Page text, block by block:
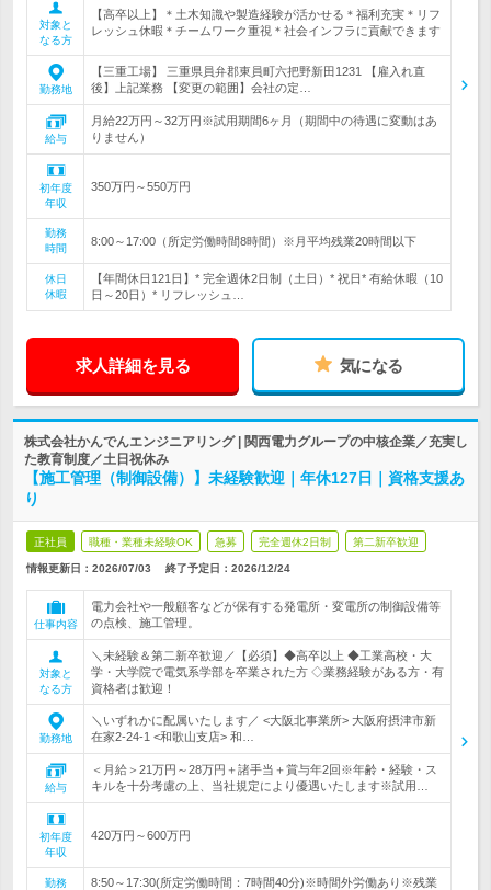
対象と
なる方
【高卒以上】＊土木知識や製造経験が活かせる＊福利充実＊リフ
レッシュ休暇＊チームワーク重視＊社会インフラに貢献できます
勤務地
【三重工場】 三重県員弁郡東員町六把野新田1231 【雇入れ直
後】上記業務 【変更の範囲】会社の定…
給与
月給22万円～32万円※試用期間6ヶ月（期間中の待遇に変動はあ
りません）
初年度
年収
350万円～550万円
勤務
時間
8:00～17:00（所定労働時間8時間）※月平均残業20時間以下
休日
休暇
【年間休日121日】* 完全週休2日制（土日）* 祝日* 有給休暇（10
日～20日）* リフレッシュ…
求人詳細を見る 気になる
株式会社かんでんエンジニアリング | 関西電力グループの中核企業／充実し
た教育制度／土日祝休み
【施工管理（制御設備）】未経験歓迎｜年休127日｜資格支援あ
り
正社員 職種・業種未経験OK 急募 完全週休2日制 第二新卒歓迎
情報更新日：2026/07/03 終了予定日： 2026/12/24
仕事内容
電力会社や一般顧客などが保有する発電所・変電所の制御設備等
の点検、施工管理。
対象と
なる方
＼未経験＆第二新卒歓迎／【必須】◆高卒以上 ◆工業高校・大
学・大学院で電気系学部を卒業された方 ◇業務経験がある方・有
資格者は歓迎！
勤務地
＼いずれかに配属いたします／ <大阪北事業所> 大阪府摂津市新
在家2‐24‐1 <和歌山支店> 和…
給与
＜月給＞21万円～28万円＋諸手当＋賞与年2回※年齢・経験・ス
キルを十分考慮の上、当社規定により優遇いたします※試用…
初年度
年収
420万円～600万円
勤務
8:50～17:30(所定労働時間：7時間40分)※時間外労働あり※残業